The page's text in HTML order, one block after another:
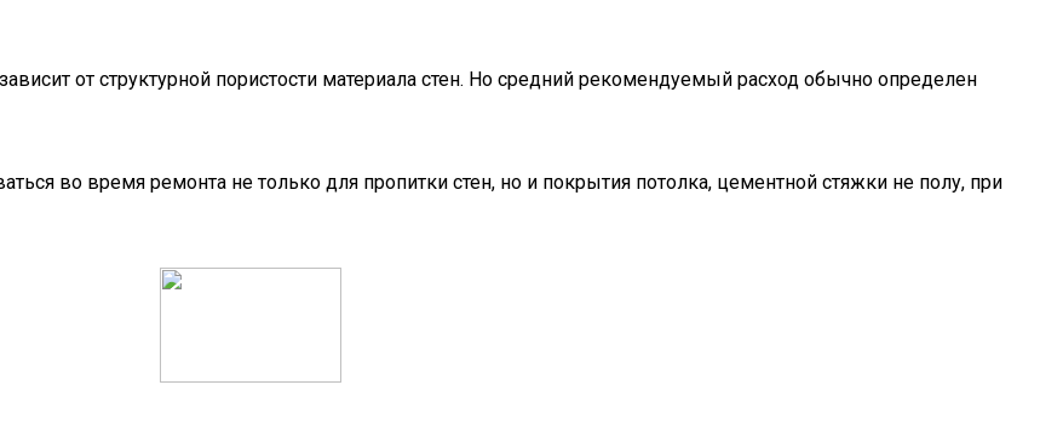
от структурной пористости материала стен. Но средний рекомендуемый расход обычно определен
во время ремонта не только для пропитки стен, но и покрытия потолка, цементной стяжки не полу, при